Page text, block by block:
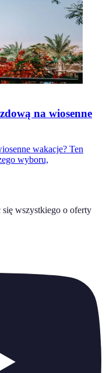
na wiosenne
wakacje? Ten
wyboru,
wszystkiego o oferty